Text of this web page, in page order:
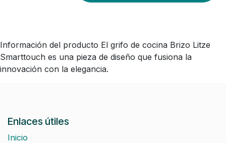
Información del producto El grifo de cocina Brizo Litze
Smarttouch es una pieza de diseño que fusiona la
innovación con la elegancia.
Enlaces útiles
Inicio